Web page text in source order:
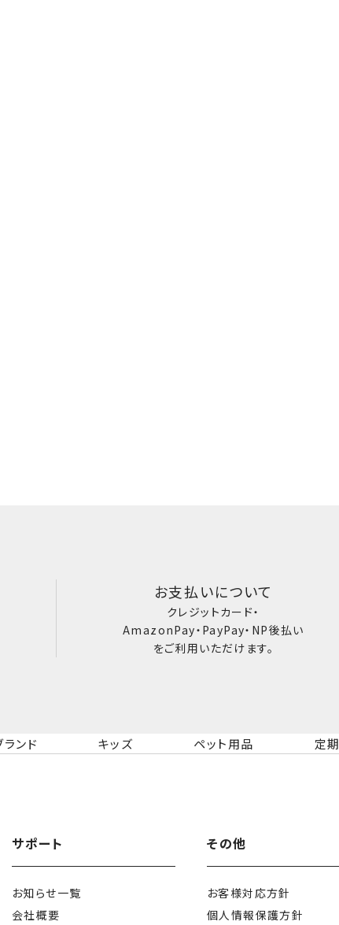
お支払いについて
クレジットカード・
AmazonPay・PayPay・NP後払い
をご利用いただけます。
ランド キッズ ペット用品 定期
サポート
お知らせ一覧
会社概要
その他
お客様対応方針
個人情報保護方針